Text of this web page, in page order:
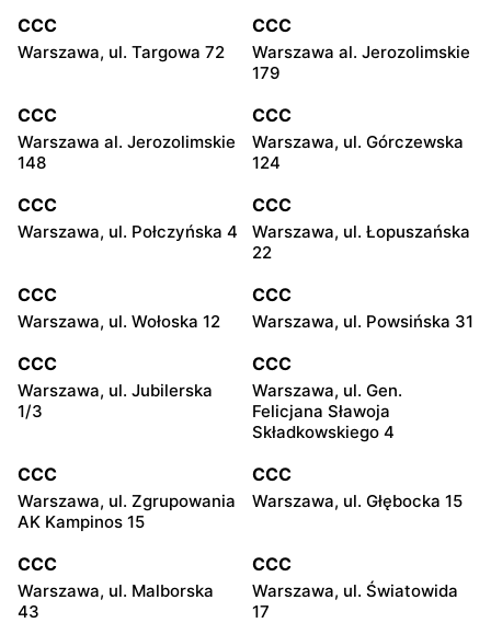
CCC
Warszawa, ul. Targowa 72
CCC
Warszawa al. Jerozolimskie
179
CCC
Warszawa al. Jerozolimskie
148
CCC
Warszawa, ul. Górczewska
124
CCC
Warszawa, ul. Połczyńska 4
CCC
Warszawa, ul. Łopuszańska
22
CCC
Warszawa, ul. Wołoska 12
CCC
Warszawa, ul. Powsińska 31
CCC
Warszawa, ul. Jubilerska
1/3
CCC
Warszawa, ul. Gen.
Felicjana Sławoja
Składkowskiego 4
CCC
Warszawa, ul. Zgrupowania
AK Kampinos 15
CCC
Warszawa, ul. Głębocka 15
CCC
Warszawa, ul. Malborska
43
CCC
Warszawa, ul. Światowida
17